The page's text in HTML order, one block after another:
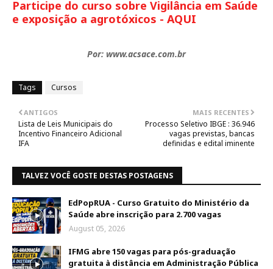
Participe do curso sobre Vigilância em Saúde
e exposição a agrotóxicos - AQUI
Por: www.acsace.com.br
Tags Cursos
MAIS RECENTES
Processo Seletivo IBGE : 36.946
vagas previstas, bancas
definidas e edital iminente
ANTIGOS
Lista de Leis Municipais do
Incentivo Financeiro Adicional
IFA
TALVEZ VOCÊ GOSTE DESTAS POSTAGENS
EdPopRUA - Curso Gratuito do Ministério da
Saúde abre inscrição para 2.700 vagas
August 05, 2026
IFMG abre 150 vagas para pós-graduação
gratuita à distância em Administração Pública